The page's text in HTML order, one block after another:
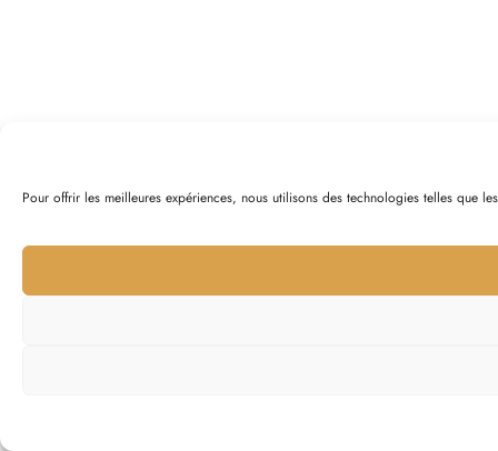
Pour offrir les meilleures expériences, nous utilisons des technologies telles que